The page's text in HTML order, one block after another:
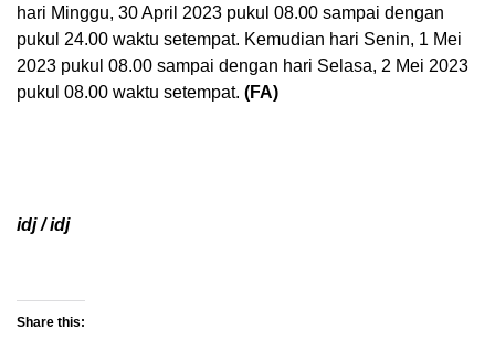
hari Minggu, 30 April 2023 pukul 08.00 sampai dengan
pukul 24.00 waktu setempat. Kemudian hari Senin, 1 Mei
2023 pukul 08.00 sampai dengan hari Selasa, 2 Mei 2023
pukul 08.00 waktu setempat. (FA)
idj / idj
Share this: